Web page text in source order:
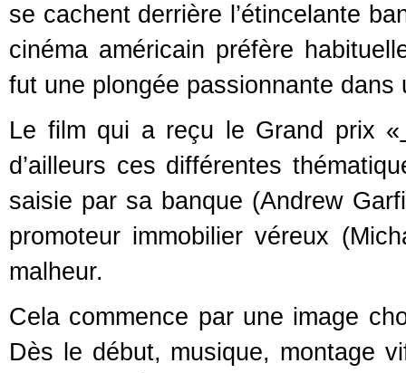
se cachent derrière l’étincelante
cinéma américain préfère
fut une plongée passionnante dans
Le film qui a reçu le Grand prix «
d’ailleurs ces différentes
saisie par sa banque (Andrew
promoteur immobilier véreux
malheur.
Cela commence par une image
Dès le début, musique, montage